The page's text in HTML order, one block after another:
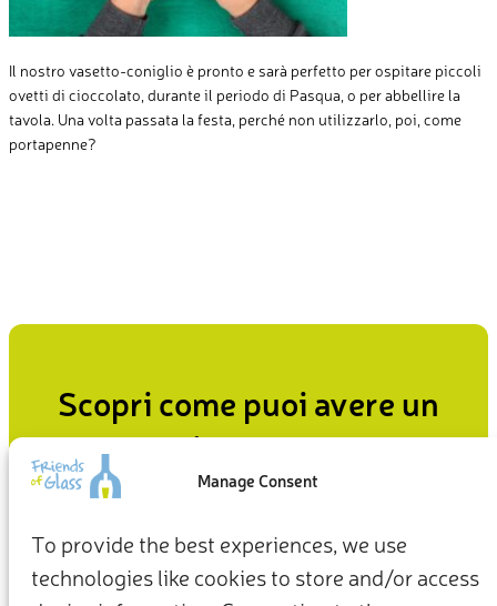
Manage Consent
To provide the best experiences, we use
technologies like cookies to store and/or access
Il nostro vasetto-coniglio è pronto e sarà perfetto per ospitare piccoli
ovetti di cioccolato, durante il periodo di Pasqua, o per abbellire la
tavola. Una volta passata la festa, perché non utilizzarlo, poi, come
portapenne?
Scopri come puoi avere un
impatto
Dal modo in cui viviamo in casa al modo in cui ci
quotidiane possono essere il punto di partenza per un
futuro più sostenibile.